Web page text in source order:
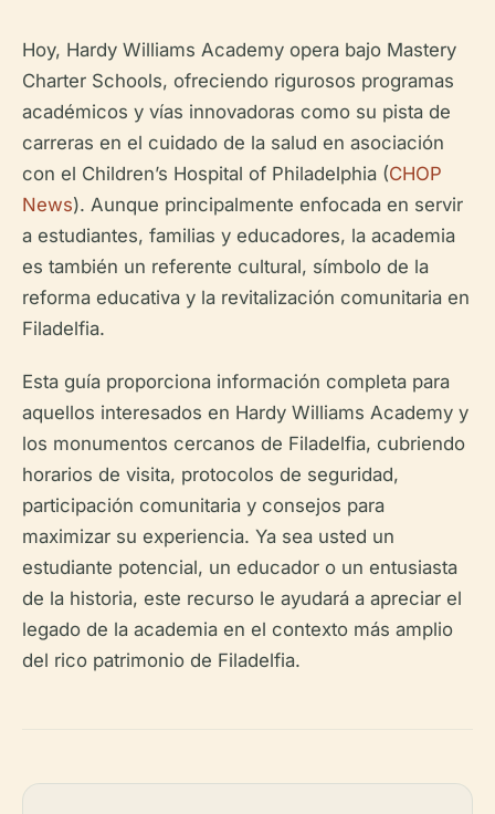
Hoy, Hardy Williams Academy opera bajo Mastery
Charter Schools, ofreciendo rigurosos programas
académicos y vías innovadoras como su pista de
carreras en el cuidado de la salud en asociación
con el Children’s Hospital of Philadelphia (CHOP
News). Aunque principalmente enfocada en servir
a estudiantes, familias y educadores, la academia
es también un referente cultural, símbolo de la
reforma educativa y la revitalización comunitaria en
Filadelfia.
Esta guía proporciona información completa para
aquellos interesados en Hardy Williams Academy y
los monumentos cercanos de Filadelfia, cubriendo
horarios de visita, protocolos de seguridad,
participación comunitaria y consejos para
maximizar su experiencia. Ya sea usted un
estudiante potencial, un educador o un entusiasta
de la historia, este recurso le ayudará a apreciar el
legado de la academia en el contexto más amplio
del rico patrimonio de Filadelfia.